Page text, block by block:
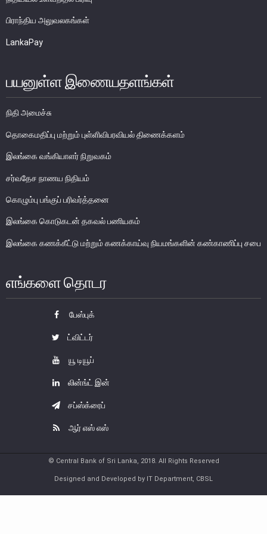
நிதியியல் முறைமை மேற்பார்வைச் குழு
Financial Stability Review
பணத்தாள்கள்
நாணயத்தாள்களும் குத்திகளும்
சுற்றோட்டத்திலுள்ள நாணயத் தாள்கள்
ஞாபகார்த்த நாணத் தாள்களும் குத்திகளும்
பாதுகாப்பு பண்புகள்
நாணய முகாமைத்துவம்
இலங்கை நாணயத்தின் வரலாறு
நாணய அருங்காட்சியகம்
பிராந்திய அலுவலகங்கள்
LankaPay
பயனுள்ள இணையதளங்கள்
நிதி அமைச்சு
தொகைமதிப்பு மற்றும் புள்ளிவிபரவியல் திணைக்களம்
இலங்கை வங்கியாளர் நிறுவகம்
சர்வதேச நாணய நிதியம்
கொழும்பு பங்குப் பரிவர்த்தனை
இலங்கை கொடுகடன் தகவல் பணியகம்
இலங்கை கணக்கீட்டு மற்றும் கணக்காய்வு நியமங்களின் கண்காணிப்பு சபை
எங்களை தொடர
பேஸ்புக்
ட்விட்டர்
யூ டியூப்
லின்ங்ட் இன்
சப்ஸ்க்ரைப்
ஆர் எஸ் எஸ்
© Central Bank of Sri Lanka, 2018. All Rights Reserved
Designed and Developed by IT Department, CBSL